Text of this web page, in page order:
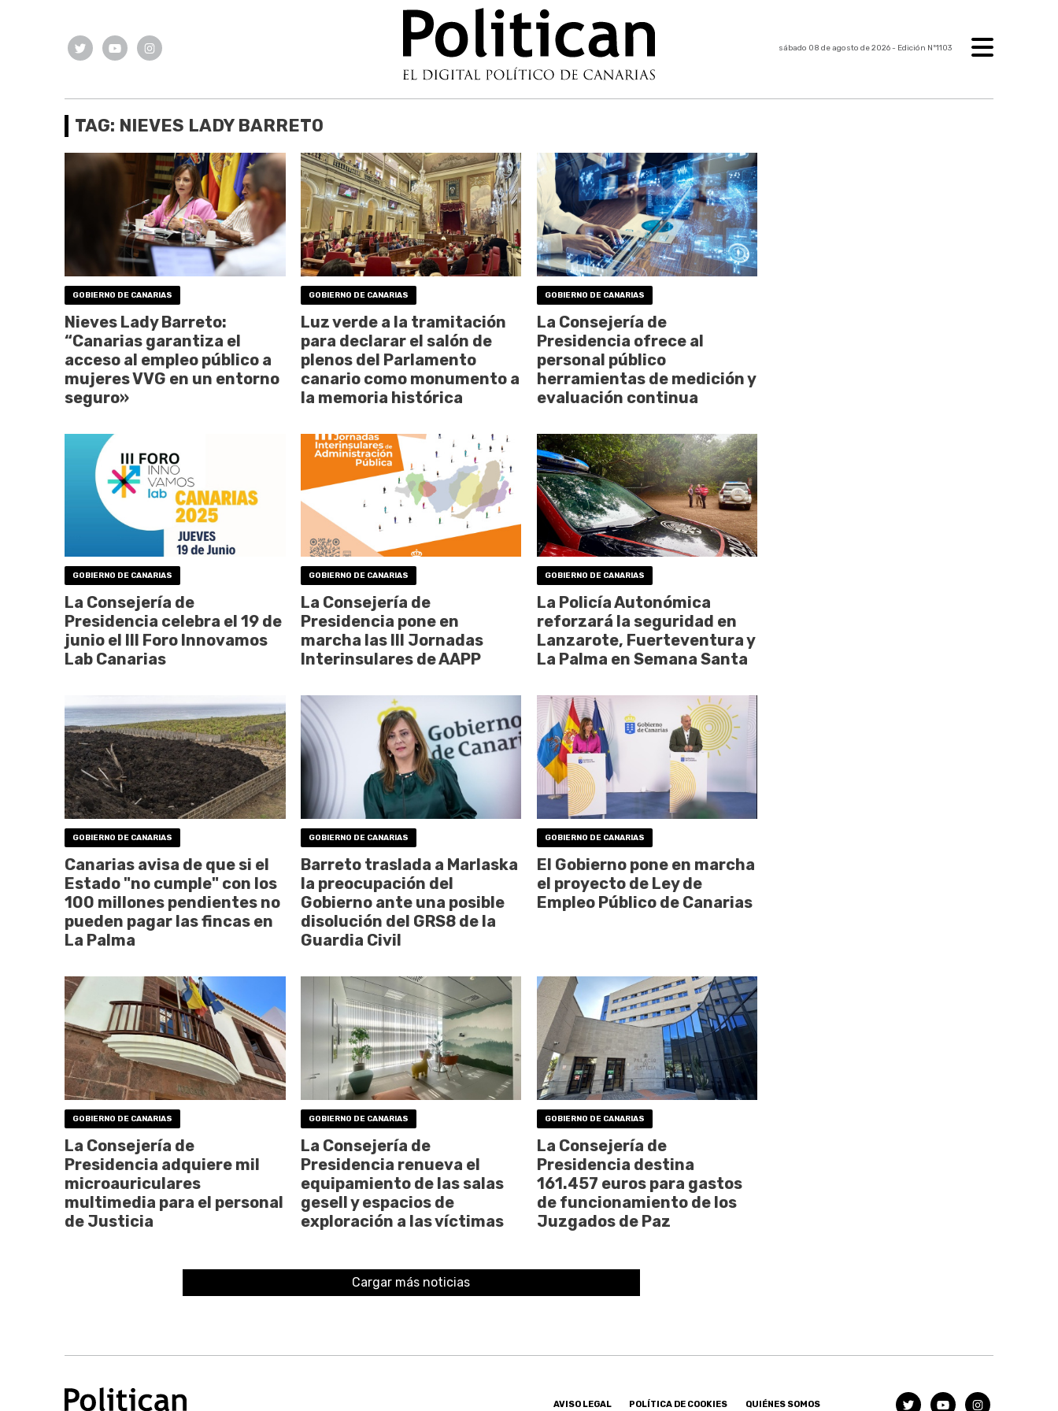
sábado 08 de agosto de 2026- Edición Nº1103
TAG: NIEVES LADY BARRETO
GOBIERNO DE CANARIAS
Nieves Lady Barreto:
“Canarias garantiza el
acceso al empleo público a
mujeres VVG en un entorno
seguro»
GOBIERNO DE CANARIAS
Luz verde a la tramitación
para declarar el salón de
plenos del Parlamento
canario como monumento a
la memoria histórica
GOBIERNO DE CANARIAS
La Consejería de
Presidencia ofrece al
personal público
herramientas de medición y
evaluación continua
GOBIERNO DE CANARIAS
La Consejería de
Presidencia celebra el 19 de
junio el III Foro Innovamos
Lab Canarias
GOBIERNO DE CANARIAS
La Consejería de
Presidencia pone en
marcha las III Jornadas
Interinsulares de AAPP
GOBIERNO DE CANARIAS
La Policía Autonómica
reforzará la seguridad en
Lanzarote, Fuerteventura y
La Palma en Semana Santa
GOBIERNO DE CANARIAS
Canarias avisa de que si el
Estado "no cumple" con los
100 millones pendientes no
pueden pagar las fincas en
La Palma
GOBIERNO DE CANARIAS
Barreto traslada a Marlaska
la preocupación del
Gobierno ante una posible
disolución del GRS8 de la
Guardia Civil
GOBIERNO DE CANARIAS
El Gobierno pone en marcha
el proyecto de Ley de
Empleo Público de Canarias
GOBIERNO DE CANARIAS
La Consejería de
Presidencia adquiere mil
microauriculares
multimedia para el personal
de Justicia
GOBIERNO DE CANARIAS
La Consejería de
Presidencia renueva el
equipamiento de las salas
gesell y espacios de
exploración a las víctimas
GOBIERNO DE CANARIAS
La Consejería de
Presidencia destina
161.457 euros para gastos
de funcionamiento de los
Juzgados de Paz
Cargar más noticias
AVISO LEGAL POLÍTICA DE COOKIES QUIÉNES SOMOS